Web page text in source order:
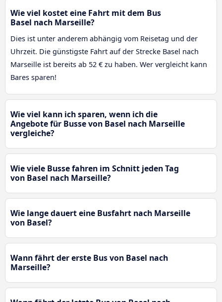
Wie viel kostet eine Fahrt mit dem Bus
Basel nach Marseille?
Dies ist unter anderem abhängig vom Reisetag und der
Uhrzeit. Die günstigste Fahrt auf der Strecke Basel nach
Marseille ist bereits ab 52 € zu haben. Wer vergleicht kann
Bares sparen!
Wie viel kann ich sparen, wenn ich die
Angebote für Busse von Basel nach Marseille
vergleiche?
Wie viele Busse fahren im Schnitt jeden Tag
von Basel nach Marseille?
Wie lange dauert eine Busfahrt nach Marseille
von Basel?
Wann fährt der erste Bus von Basel nach
Marseille?